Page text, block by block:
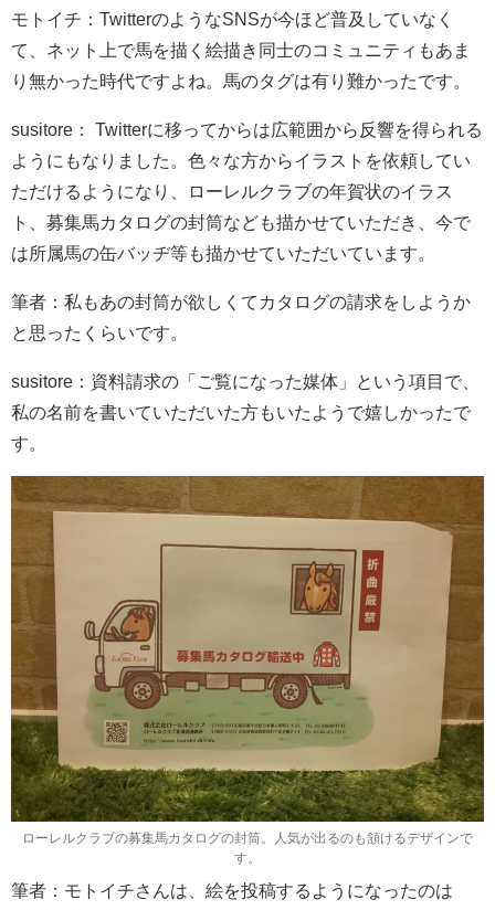
モトイチ：TwitterのようなSNSが今ほど普及していなく
て、ネット上で馬を描く絵描き同士のコミュニティもあま
り無かった時代ですよね。馬のタグは有り難かったです。
susitore： Twitterに移ってからは広範囲から反響を得られる
ようにもなりました。色々な方からイラストを依頼してい
ただけるようになり、ローレルクラブの年賀状のイラス
ト、募集馬カタログの封筒なども描かせていただき、今で
は所属馬の缶バッヂ等も描かせていただいています。
筆者：私もあの封筒が欲しくてカタログの請求をしようか
と思ったくらいです。
susitore：資料請求の「ご覧になった媒体」という項目で、
私の名前を書いていただいた方もいたようで嬉しかったで
す。
ローレルクラブの募集馬カタログの封筒。人気が出るのも頷けるデザインで
す。
筆者：モトイチさんは、絵を投稿するようになったのは